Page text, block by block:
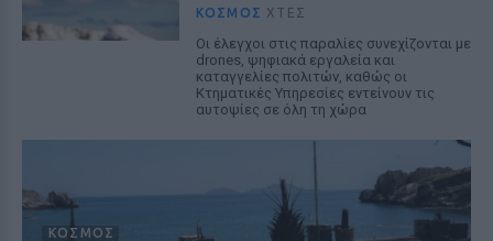
ΚΌΣΜΟΣ ΧΤΕΣ
Οι έλεγχοι στις παραλίες συνεχίζονται με
drones, ψηφιακά εργαλεία και
καταγγελίες πολιτών, καθώς οι
Κτηματικές Υπηρεσίες εντείνουν τις
αυτοψίες σε όλη τη χώρα
ΚΌΣΜΟΣ